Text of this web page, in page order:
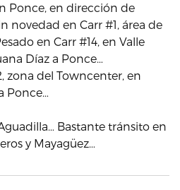
Ponce, en dirección de
novedad en Carr #1, área de
en Carr #14, en Valle
Díaz a Ponce…
zona del Towncenter, en
Ponce…
Bastante tránsito en
y Mayagüez…